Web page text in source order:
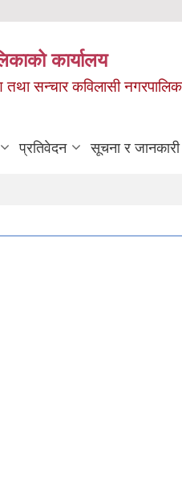
कार्यालय
तथा सन्चार कविलासी
प्रतिवेदन सूचना र जानकारी